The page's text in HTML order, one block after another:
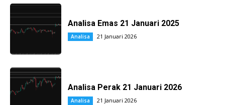
Analisa Emas 21 Januari 2025
Analisa 21 Januari 2026
Analisa Perak 21 Januari 2026
Analisa 21 Januari 2026